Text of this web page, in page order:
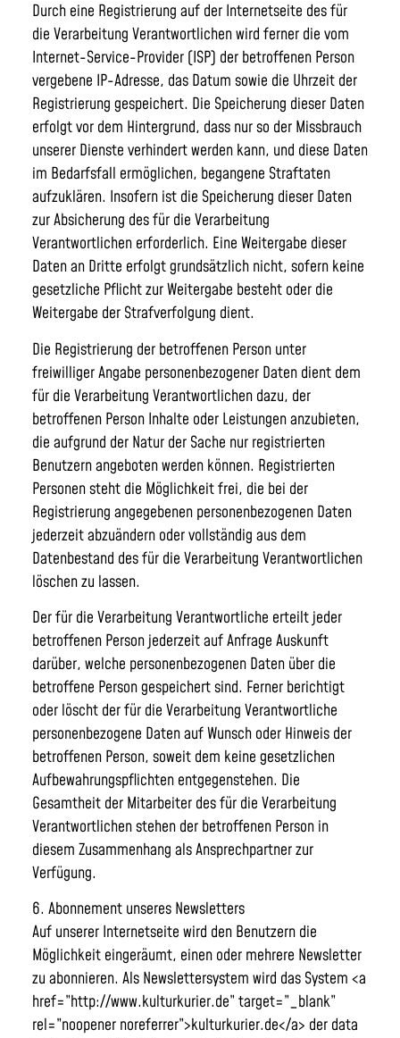
Durch eine Registrierung auf der Internetseite des für
die Verarbeitung Verantwortlichen wird ferner die vom
Internet-Service-Provider (ISP) der betroffenen Person
vergebene IP-Adresse, das Datum sowie die Uhrzeit der
Registrierung gespeichert. Die Speicherung dieser Daten
erfolgt vor dem Hintergrund, dass nur so der Missbrauch
unserer Dienste verhindert werden kann, und diese Daten
im Bedarfsfall ermöglichen, begangene Straftaten
aufzuklären. Insofern ist die Speicherung dieser Daten
zur Absicherung des für die Verarbeitung
Verantwortlichen erforderlich. Eine Weitergabe dieser
Daten an Dritte erfolgt grundsätzlich nicht, sofern keine
gesetzliche Pflicht zur Weitergabe besteht oder die
Weitergabe der Strafverfolgung dient.
Die Registrierung der betroffenen Person unter
freiwilliger Angabe personenbezogener Daten dient dem
für die Verarbeitung Verantwortlichen dazu, der
betroffenen Person Inhalte oder Leistungen anzubieten,
die aufgrund der Natur der Sache nur registrierten
Benutzern angeboten werden können. Registrierten
Personen steht die Möglichkeit frei, die bei der
Registrierung angegebenen personenbezogenen Daten
jederzeit abzuändern oder vollständig aus dem
Datenbestand des für die Verarbeitung Verantwortlichen
löschen zu lassen.
Der für die Verarbeitung Verantwortliche erteilt jeder
betroffenen Person jederzeit auf Anfrage Auskunft
darüber, welche personenbezogenen Daten über die
betroffene Person gespeichert sind. Ferner berichtigt
oder löscht der für die Verarbeitung Verantwortliche
personenbezogene Daten auf Wunsch oder Hinweis der
betroffenen Person, soweit dem keine gesetzlichen
Aufbewahrungspflichten entgegenstehen. Die
Gesamtheit der Mitarbeiter des für die Verarbeitung
Verantwortlichen stehen der betroffenen Person in
diesem Zusammenhang als Ansprechpartner zur
Verfügung.
6. Abonnement unseres Newsletters
Auf unserer Internetseite wird den Benutzern die
Möglichkeit eingeräumt, einen oder mehrere Newsletter
zu abonnieren. Als Newslettersystem wird das System <a
href=”http://www.kulturkurier.de” target=”_blank”
rel=”noopener noreferrer”>kulturkurier.de</a> der data